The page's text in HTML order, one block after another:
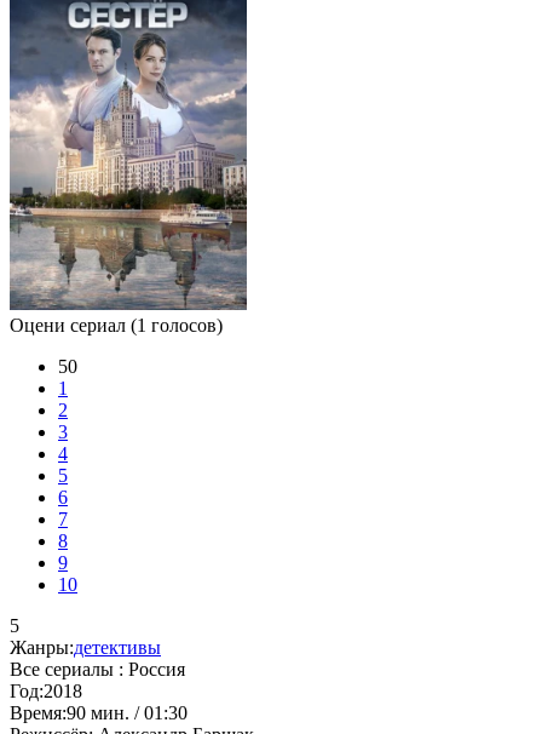
Оцени сериал (1 голосов)
50
1
2
3
4
5
6
7
8
9
10
5
Жанры:детективы
Все сериалы : Россия
Год:2018
Время:90 мин. / 01:30